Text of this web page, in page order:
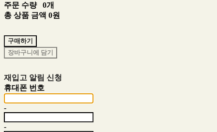
주문 수량
0개
총 상품 금액 0원
구매하기
장바구니에 담기
재입고 알림 신청
휴대폰 번호
-
-